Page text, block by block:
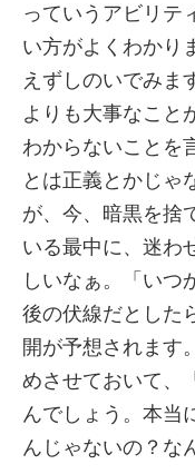
っていうアビリテ
い方がよくわかり
えずしのいでみま
よりも大事なこと
わからないことを
とは正義とかじゃ
が、今、暗黒を捨
いる最中に、迷わ
しいなぁ。「いつ
後の伏線だとした
開が予想されま
めさせておいて、
んでしょう。本当
んじゃないの？な